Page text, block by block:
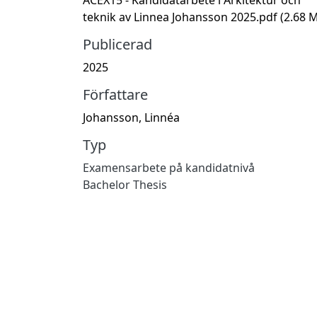
teknik av Linnea Johansson 2025.pdf(2.68
Publicerad
2025
Författare
Johansson, Linnéa
Typ
Examensarbete på kandidatnivå
Bachelor Thesis